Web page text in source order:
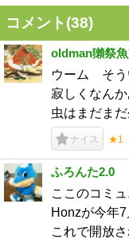
コメント(38)
oldman獺祭
ウーム そう
寂しくなん
虫はまだま
ナイス ★1
ふろんた2.0
ここのコミ
Honzが今年
これで開放